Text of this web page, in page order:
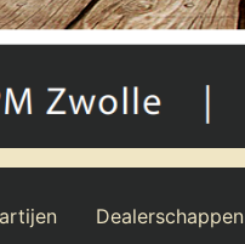
Dealerschappen